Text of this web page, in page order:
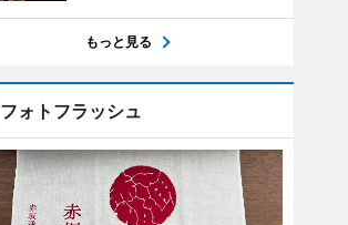
もっと見る
フォトフラッシュ